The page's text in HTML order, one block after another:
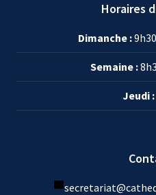
Horaires
Dimanche :9h30
Semaine :
Jeudi :